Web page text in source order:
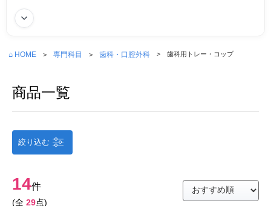
続きを読む
⌂ HOME 専門科目 歯科・口腔外科 歯科用トレー・コップ
商品一覧
絞り込む
14件
(全 29点)